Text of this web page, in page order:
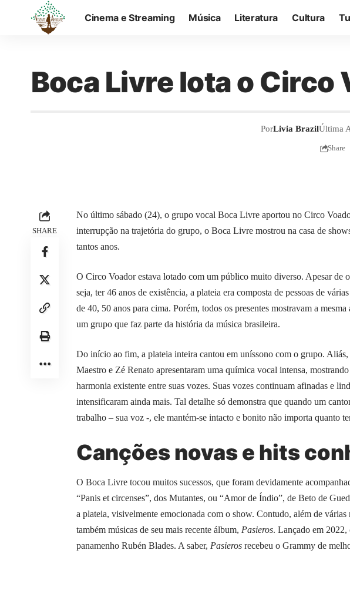
Cinema e Streaming Música Literatura Cultura
Boca Livre lota o
PorLivia BrazilÚltima
Share
SHARE
No último sábado (24), o grupo vocal Boca Livre aportou no Circo
interrupção na trajetória do grupo, o Boca Livre mostrou na casa de
tantos anos.
O Circo Voador estava lotado com um público muito diverso. Apesar de
seja, ter 46 anos de existência, a plateia era composta de pessoas de
de 40, 50 anos para cima. Porém, todos os presentes mostravam a
um grupo que faz parte da história da música brasileira.
Do início ao fim, a plateia inteira cantou em uníssono com o grupo.
Maestro e Zé Renato apresentaram uma química vocal intensa,
harmonia existente entre suas vozes. Suas vozes continuam afinadas e
intensificaram ainda mais. Tal detalhe só demonstra que quando um
trabalho – sua voz -, ele mantém-se intacto e bonito não importa quanto
Canções novas e hits
O Boca Livre tocou muitos sucessos, que foram devidamente
“Panis et circenses”, dos Mutantes, ou “Amor de Índio”, de Beto de
a plateia, visivelmente emocionada com o show. Contudo, além de várias
também músicas de seu mais recente álbum, Pasieros. Lançado em 2022,
panamenho Rubén Blades. A saber, Pasieros recebeu o Grammy de